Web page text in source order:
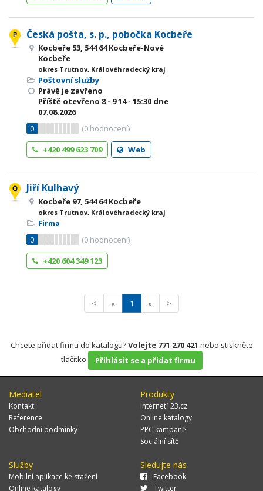
Česká pošta, s. p., pobočka Kocbeře
Kocbeře 53, 544 64 Kocbeře-Nové
Kocbeře
okres Trutnov, Královéhradecký kraj
Poštovní služby
Právě je zavřeno
Příště otevřeno 8 - 914 - 15:30 dne
07.08.2026
0
(0 hodnocení)
+420 499 623 709
Web
Jiří Kulhavý
Kocbeře 97, 544 64 Kocbeře
okres Trutnov, Královéhradecký kraj
Firma
0
(0 hodnocení)
+420 604 349 123
< « 1 » >
Chcete přidat firmu do katalogu?Volejte 771 270 421 nebo stiskněte
tlačítko
Přihlásit se a přidat firmu
Mediatel
Kontakt
Reference
Obchodní podmínky
Produkty
Internet123.cz
Online katalogy
PPC kampaně
Sociální sítě
Služby
Mobilní aplikace ke stažení
Online katalogy
Sledujte nás
Facebook
Twitter